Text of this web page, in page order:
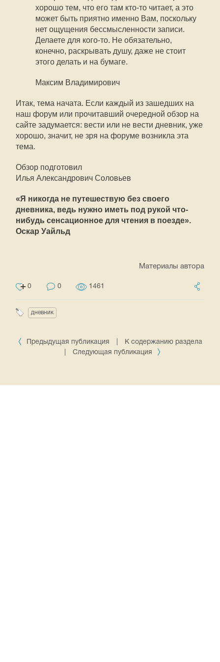
хорошо тем, что его там кто-то читает, а это
может быть приятно именно Вам, поскольку
нет ощущения бессмысленности записи.
Делаете для кого-то. Не обязательно,
конечно, раскрывать душу, даже не стоит
этого делать и на бумаге.
Максим Владимирович
Итак, тема начата. Если каждый из зашедших на
наш форум или прочитавший очередной обзор на
сайте задумается: вести или не вести дневник, уже
хорошо, значит, не зря на форуме возникла эта
тема.
Обзор подготовил
Илья Александрович Соловьев
«Я никогда не путешествую без своего
дневника, ведь нужно иметь под рукой что-
нибудь сенсационное для чтения в поезде».
Оскар Уайльд
Материалы автора
0 0 1461
дневник
Предыдущая публикация
К содержанию раздела
Следующая публикация